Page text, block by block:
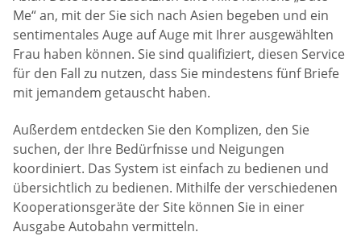
Me“ an, mit der Sie sich nach Asien begeben und ein
sentimentales Auge auf Auge mit Ihrer ausgewählten
Frau haben können. Sie sind qualifiziert, diesen Service
für den Fall zu nutzen, dass Sie mindestens fünf Briefe
mit jemandem getauscht haben.
Außerdem entdecken Sie den Komplizen, den Sie
suchen, der Ihre Bedürfnisse und Neigungen
koordiniert. Das System ist einfach zu bedienen und
übersichtlich zu bedienen. Mithilfe der verschiedenen
Kooperationsgeräte der Site können Sie in einer
Ausgabe Autobahn vermitteln.